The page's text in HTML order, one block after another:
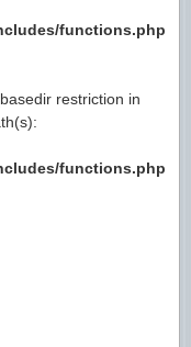
functions.php
restriction in
functions.php